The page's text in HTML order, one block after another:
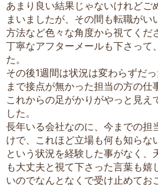
あまり良い結果じゃないけれどご
まいましたが、その間も転職がい
方法など色々な角度から視てくだ
丁寧なアフターメールも下さって
た。
その後1週間は状況は変わらずだ
まで接点が無かった担当の方の仕
これからの足がかりがやっと見え
した。
長年いる会社なのに、今までの担
けで、これほど立場も何も知らな
という状況を経験した事がなく、
も大丈夫と視て下さった言葉も嬉
いのでなんとなくで受け止めてお